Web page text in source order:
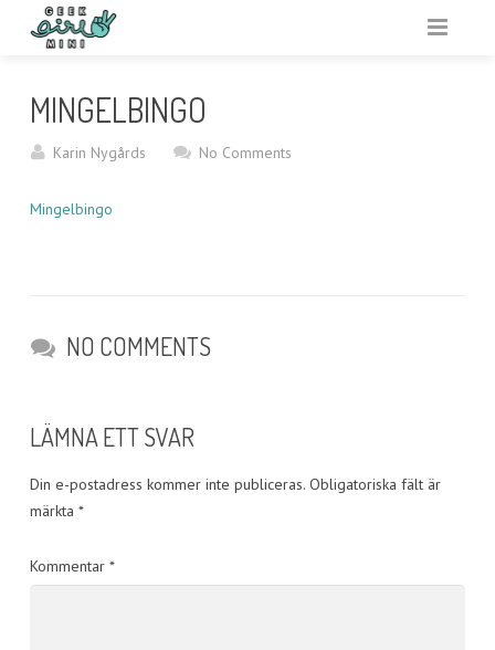
OM
MINGELBINGO
Karin Nygårds No Comments
Mingelbingo
NO COMMENTS
LÄMNA ETT SVAR
Din e-postadress kommer inte publiceras. Obligatoriska fält är
märkta *
Kommentar *